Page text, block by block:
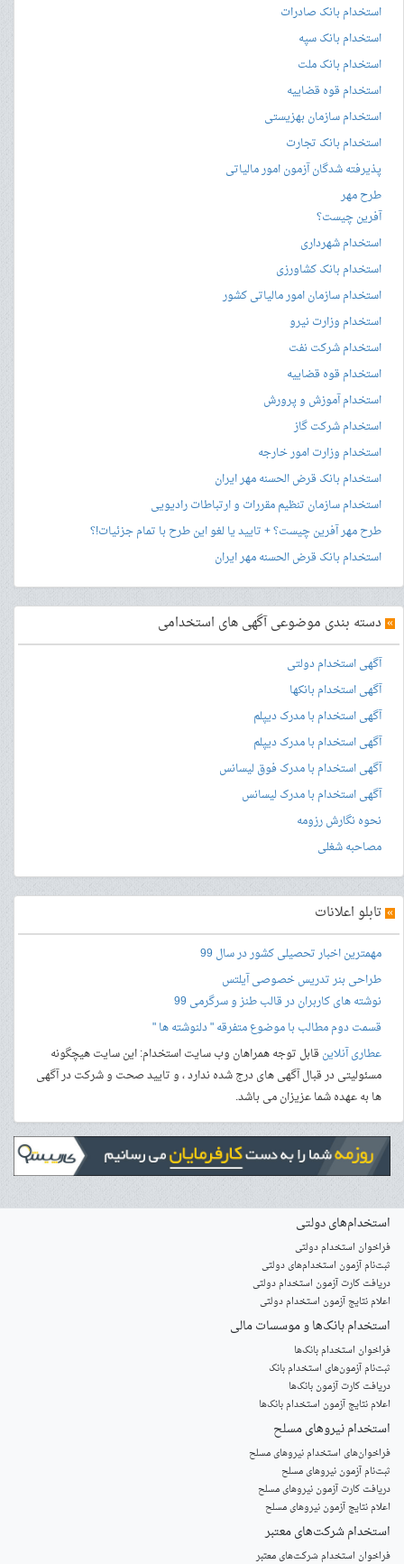
استخدام بانک صادرات
استخدام بانک سپه
استخدام بانک ملت
استخدام قوه قضاییه
استخدام سازمان بهزیستی
استخدام بانک تجارت
پذیرفته شدگان آزمون امور مالیاتی
طرح مهر
آفرین چیست؟
استخدام شهرداری
استخدام بانک کشاورزی
استخدام سازمان امور مالیاتی کشور
استخدام وزارت نیرو
استخدام شرکت نفت
استخدام قوه قضاییه
استخدام آموزش و پرورش
استخدام شرکت گاز
استخدام وزارت امور خارجه
استخدام بانک قرض الحسنه مهر ایران
استخدام سازمان تنظیم مقررات و ارتباطات رادیویی
طرح مهر آفرین چیست؟ + تایید یا لغو این طرح با تمام جزئیات!؟
استخدام بانک قرض الحسنه مهر ایران
» دسته بندی موضوعی آگهی های استخدامی
آگهی استخدام دولتی
آگهی استخدام بانکها
آگهی استخدام با مدرک دیپلم
آگهی استخدام با مدرک دیپلم
آگهی استخدام با مدرک فوق لیسانس
آگهی استخدام با مدرک لیسانس
نحوه نگارش رزومه
مصاحبه شغلی
» تابلو اعلانات
مهمترین اخبار تحصیلی کشور در سال 99
طراحی بنرتدریس خصوصی آیلتس
نوشته های کاربران در قالب طنز و سرگرمی 99
قسمت دوم مطالب با موضوع متفرقه " دلنوشته ها "
عطاری آنلاینقابل توجه همراهان وب سایت استخدام: این سایت هیچگونه
مسئولیتی در قبال آگهی های درج شده ندارد ، و تایید صحت و شرکت در آگهی
ها به عهده شما عزیزان می باشد.
استخدام‌های دولتی
فراخوان استخدام دولتی
ثبت‌نام آزمون‌ استخدام‌های دولتی
دریافت کارت آزمون استخدام دولتی
اعلام نتایج آزمون استخدام دولتی
استخدام‌ بانک‌ها و موسسات مالی
فراخوان استخدام بانک‌ها
‌ثبت‌نام آزمون‌های استخدام بانک
دریافت کارت آزمون بانک‌ها
اعلام نتایج آزمون استخدام بانک‌ها
استخدام‌ نیروهای مسلح
‌فراخوان‌های استخدام‌ نیروهای مسلح
ثبت‌نام آزمون نیروهای مسلح
دریافت کارت آزمون نیروهای مسلح
اعلام نتایج آزمون نیروهای مسلح
استخدام‌ شرکت‌های معتبر
فراخوان استخدام شرکت‌های معتبر